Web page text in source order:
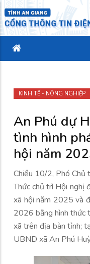
KINH TẾ - NÔNG NGHIỆP
An Phú dự
tình hình
hội năm
Chiều 10/2, Phó Chủ
Thức chủ trì Hội nghị
xã hội năm 2025 và
2026 bằng hình thức
xã trên địa bàn tỉnh;
UBND xã An Phú